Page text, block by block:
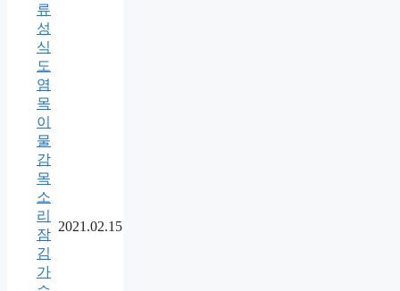
류
성
식
도
염
목
이
물
감
목
소
리
잠
김
가
2021.02.15